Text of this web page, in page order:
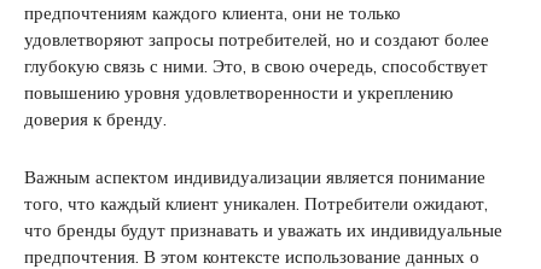
предпочтениям каждого клиента, они не только
удовлетворяют запросы потребителей, но и создают более
глубокую связь с ними. Это, в свою очередь, способствует
повышению уровня удовлетворенности и укреплению
доверия к бренду.
Важным аспектом индивидуализации является понимание
того, что каждый клиент уникален. Потребители ожидают,
что бренды будут признавать и уважать их индивидуальные
предпочтения. В этом контексте использование данных о